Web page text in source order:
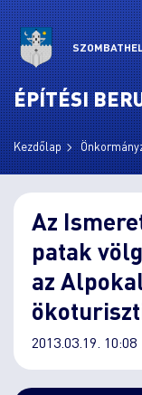
ÉPÍTÉSI
Kezdőlap
Az
patak
az
2013.03.19. 10:08